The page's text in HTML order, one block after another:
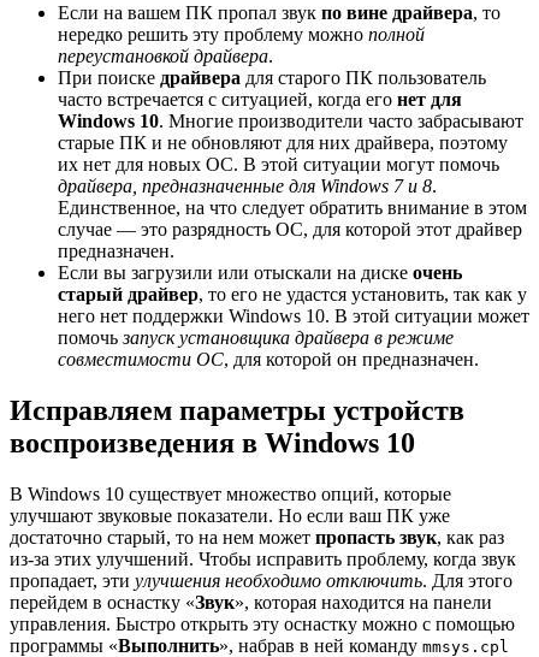
Если на вашем ПК пропал звук по вине драйвера, то
нередко решить эту проблему можно полной
переустановкой драйвера.
При поиске драйвера для старого ПК пользователь
часто встречается с ситуацией, когда его нет для
Windows 10. Многие производители часто забрасывают
старые ПК и не обновляют для них драйвера, поэтому
их нет для новых ОС. В этой ситуации могут помочь
драйвера, предназначенные для Windows 7 и 8.
Единственное, на что следует обратить внимание в этом
случае — это разрядность ОС, для которой этот драйвер
предназначен.
Если вы загрузили или отыскали на диске очень
старый драйвер, то его не удастся установить, так как у
него нет поддержки Windows 10. В этой ситуации может
помочьзапуск установщика драйвера в режиме
совместимости ОС, для которой он предназначен.
Исправляем параметры устройств
воспроизведения в Windows 10
В Windows 10 существует множество опций, которые
улучшают звуковые показатели. Но если ваш ПК уже
достаточно старый, то на нем может пропасть звук, как раз
из-за этих улучшений. Чтобы исправить проблему, когда звук
пропадает, эти улучшения необходимо отключить. Для этого
перейдем в оснастку «Звук», которая находится на панели
управления. Быстро открыть эту оснастку можно с помощью
программы «Выполнить», набрав в ней команду mmsys.cpl